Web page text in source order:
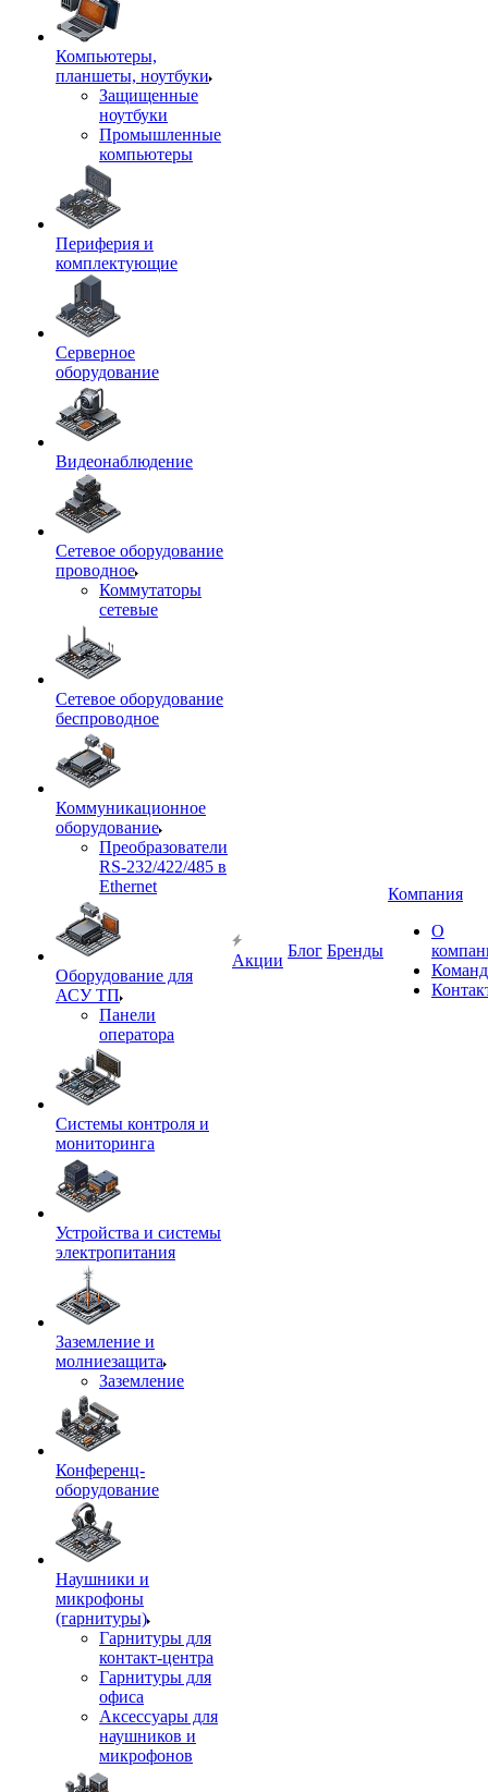
Компьютеры,
планшеты, ноутбуки
Защищенные
ноутбуки
Промышленные
компьютеры
Периферия и
комплектующие
Серверное
оборудование
Видеонаблюдение
Сетевое оборудование
проводное
Коммутаторы
сетевые
Сетевое оборудование
беспроводное
Коммуникационное
оборудование
Преобразователи
RS-232/422/485 в
Ethernet
Оборудование для
АСУ ТП
Панели
оператора
Системы контроля и
мониторинга
Устройства и системы
электропитания
Заземление и
молниезащита
Заземление
Конференц-
оборудование
Наушники и
микрофоны
(гарнитуры)
Гарнитуры для
контакт-центра
Гарнитуры для
офиса
Аксессуары для
наушников и
микрофонов
Акции
Блог Бренды
Компания
О